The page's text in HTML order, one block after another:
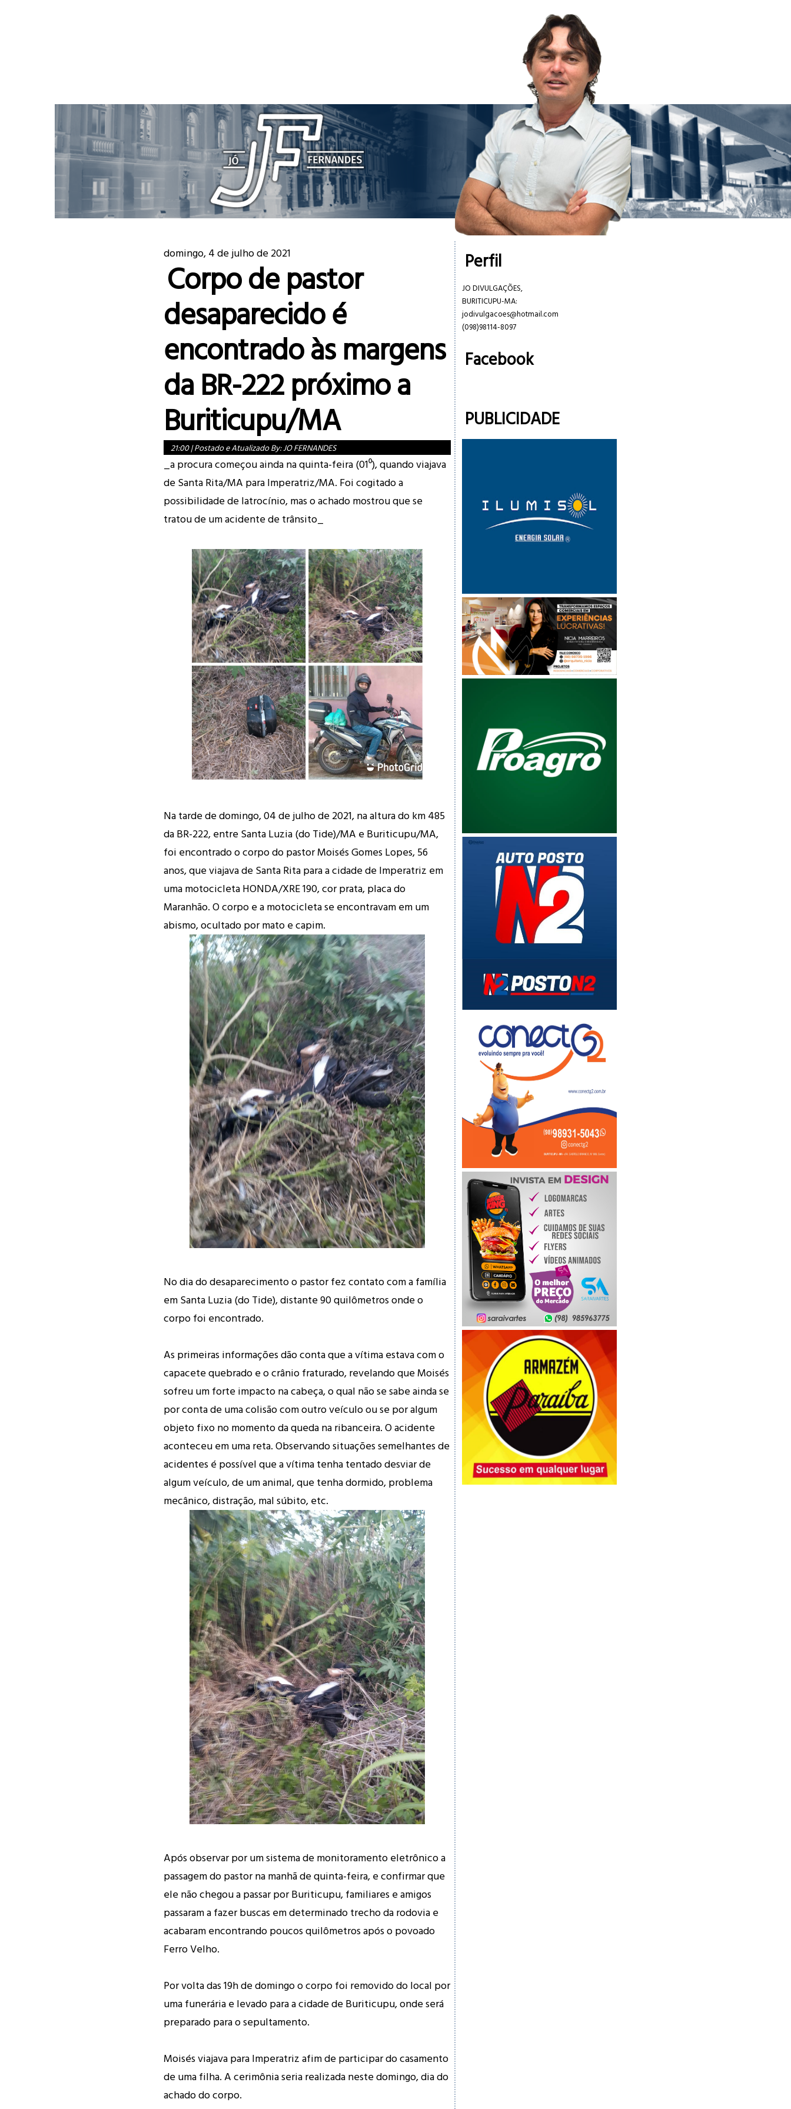
domingo, 4 de julho de 2021
Corpo de pastor
desaparecido é
encontrado às margens
da BR-222 próximo a
Buriticupu/MA
21:00|Postado e Atualizado By:JO FERNANDES
_a procura começou ainda na quinta-feira (01⁰), quando viajava
de Santa Rita/MA para Imperatriz/MA. Foi cogitado a
possibilidade de latrocínio, mas o achado mostrou que se
tratou de um acidente de trânsito_
Na tarde de domingo, 04 de julho de 2021, na altura do km 485
da BR-222, entre Santa Luzia (do Tide)/MA e Buriticupu/MA,
foi encontrado o corpo do pastor Moisés Gomes Lopes, 56
anos, que viajava de Santa Rita para a cidade de Imperatriz em
uma motocicleta HONDA/XRE 190, cor prata, placa do
Maranhão. O corpo e a motocicleta se encontravam em um
abismo, ocultado por mato e capim.
No dia do desaparecimento o pastor fez contato com a família
em Santa Luzia (do Tide), distante 90 quilômetros onde o
corpo foi encontrado.
As primeiras informações dão conta que a vítima estava com o
capacete quebrado e o crânio fraturado, revelando que Moisés
sofreu um forte impacto na cabeça, o qual não se sabe ainda se
por conta de uma colisão com outro veículo ou se por algum
objeto fixo no momento da queda na ribanceira. O acidente
aconteceu em uma reta. Observando situações semelhantes de
acidentes é possível que a vítima tenha tentado desviar de
algum veículo, de um animal, que tenha dormido, problema
mecânico, distração, mal súbito, etc.
Após observar por um sistema de monitoramento eletrônico a
passagem do pastor na manhã de quinta-feira, e confirmar que
ele não chegou a passar por Buriticupu, familiares e amigos
passaram a fazer buscas em determinado trecho da rodovia e
acabaram encontrando poucos quilômetros após o povoado
Ferro Velho.
Por volta das 19h de domingo o corpo foi removido do local por
uma funerária e levado para a cidade de Buriticupu, onde será
preparado para o sepultamento.
Moisés viajava para Imperatriz afim de participar do casamento
de uma filha. A cerimônia seria realizada neste domingo, dia do
achado do corpo.
Perfil
JO DIVULGAÇÕES,
BURITICUPU-MA:
jodivulgacoes@hotmail.com
(098)98114-8097
Facebook
PUBLICIDADE